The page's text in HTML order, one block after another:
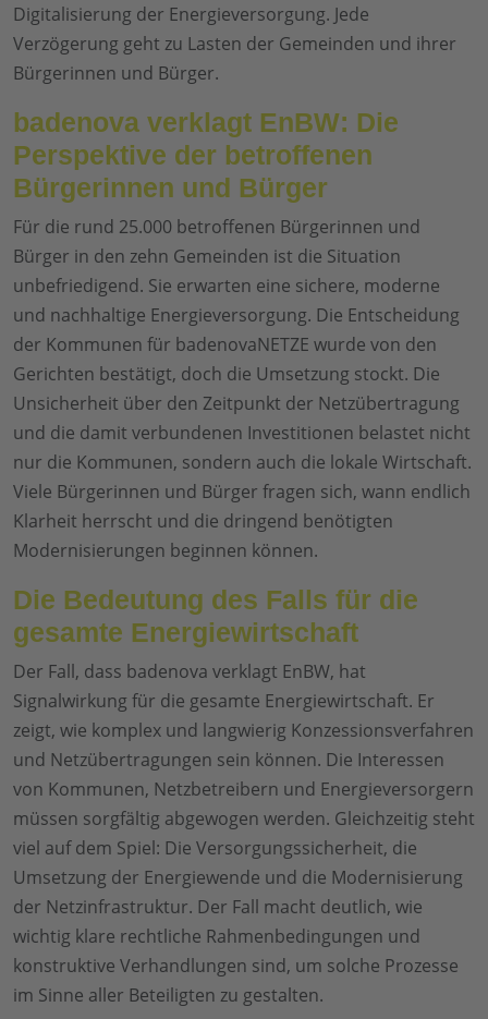
Digitalisierung der Energieversorgung. Jede
Verzögerung geht zu Lasten der Gemeinden und ihrer
Bürgerinnen und Bürger.
badenova verklagt EnBW: Die
Perspektive der betroffenen
Bürgerinnen und Bürger
Für die rund 25.000 betroffenen Bürgerinnen und
Bürger in den zehn Gemeinden ist die Situation
unbefriedigend. Sie erwarten eine sichere, moderne
und nachhaltige Energieversorgung. Die Entscheidung
der Kommunen für badenovaNETZE wurde von den
Gerichten bestätigt, doch die Umsetzung stockt. Die
Unsicherheit über den Zeitpunkt der Netzübertragung
und die damit verbundenen Investitionen belastet nicht
nur die Kommunen, sondern auch die lokale Wirtschaft.
Viele Bürgerinnen und Bürger fragen sich, wann endlich
Klarheit herrscht und die dringend benötigten
Modernisierungen beginnen können.
Die Bedeutung des Falls für die
gesamte Energiewirtschaft
Der Fall, dass badenova verklagt EnBW, hat
Signalwirkung für die gesamte Energiewirtschaft. Er
zeigt, wie komplex und langwierig Konzessionsverfahren
und Netzübertragungen sein können. Die Interessen
von Kommunen, Netzbetreibern und Energieversorgern
müssen sorgfältig abgewogen werden. Gleichzeitig steht
viel auf dem Spiel: Die Versorgungssicherheit, die
Umsetzung der Energiewende und die Modernisierung
der Netzinfrastruktur. Der Fall macht deutlich, wie
wichtig klare rechtliche Rahmenbedingungen und
konstruktive Verhandlungen sind, um solche Prozesse
im Sinne aller Beteiligten zu gestalten.